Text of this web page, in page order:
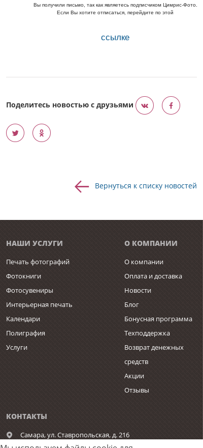
Вы получили письмо, так как являетесь подписчиком Цимрис-Фото.
Если Вы хотите отписаться, перейдите по этой
ссылке
Поделитесь новостью с друзьями
Вернуться к списку новостей
НАШИ УСЛУГИ
Печать фотографий
Фотокниги
Фотосувениры
Интерьерная печать
Календари
Полиграфия
Услуги
О КОМПАНИИ
О компании
Оплата и доставка
Новости
Блог
Бонусная программа
Техподдержка
Возврат денежных
средств
Акции
Отзывы
КОНТАКТЫ
Самара,ул. Ставропольская, д. 216